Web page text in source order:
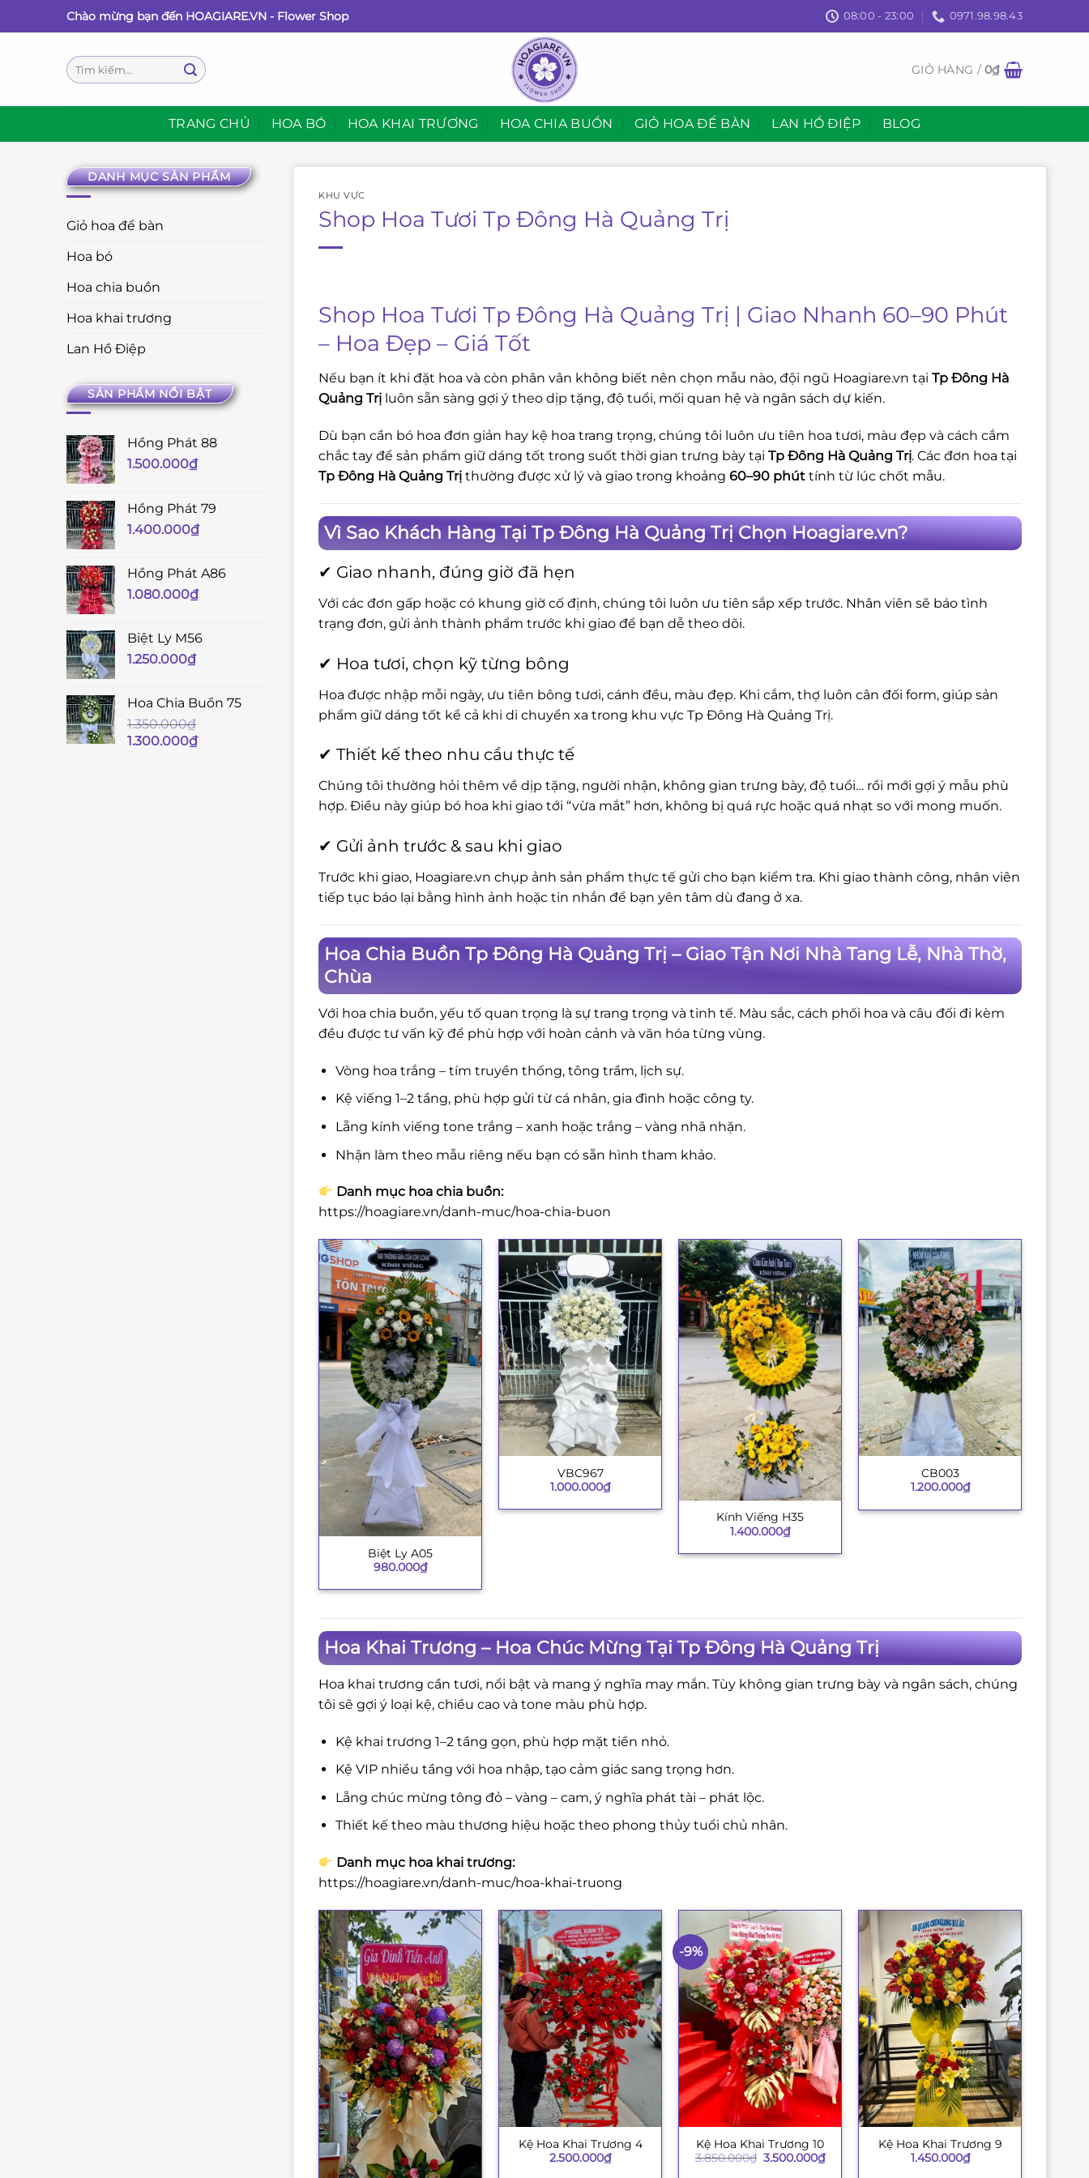
qua
Chào mừng bạn đến HOAGIARE.VN - Flower Shop 08:00 - 23:00 0971.98.98.43
Tìm
kiếm:
GIỎ HÀNG /0₫
TRANG CHỦ HOA BÓ HOA KHAI TRƯƠNG HOA CHIA BUỒN GIỎ HOA ĐỂ BÀN LAN HỒ ĐIỆP BLOG
DANH MỤC SẢN PHẨM
Giỏ hoa để bàn
Hoa bó
Hoa chia buồn
Hoa khai trương
Lan Hồ Điệp
SẢN PHẨM NỔI BẬT
Hồng Phát 88
1.500.000₫
Hồng Phát 79
1.400.000₫
Hồng Phát A86
1.080.000₫
Biệt Ly M56
1.250.000₫
Hoa Chia Buồn 75
1.350.000₫
Giá
1.300.000₫Giá
KHU VỰC
Shop Hoa Tươi Tp Đông Hà Quảng Trị
Shop Hoa Tươi Tp Đông Hà Quảng Trị | Giao Nhanh 60–90 Phút
– Hoa Đẹp – Giá Tốt
Nếu bạn ít khi đặt hoa và còn phân vân không biết nên chọn mẫu nào, đội ngũ Hoagiare.vn tại Tp Đông Hà
Quảng Trị luôn sẵn sàng gợi ý theo dịp tặng, độ tuổi, mối quan hệ và ngân sách dự kiến.
Dù bạn cần bó hoa đơn giản hay kệ hoa trang trọng, chúng tôi luôn ưu tiên hoa tươi, màu đẹp và cách cắm
chắc tay để sản phẩm giữ dáng tốt trong suốt thời gian trưng bày tại Tp Đông Hà Quảng Trị. Các đơn hoa tại
Tp Đông Hà Quảng Trị thường được xử lý và giao trong khoảng 60–90 phút tính từ lúc chốt mẫu.
Vì Sao Khách Hàng Tại Tp Đông Hà Quảng Trị Chọn Hoagiare.vn?
✔ Giao nhanh, đúng giờ đã hẹn
Với các đơn gấp hoặc có khung giờ cố định, chúng tôi luôn ưu tiên sắp xếp trước. Nhân viên sẽ báo tình
trạng đơn, gửi ảnh thành phẩm trước khi giao để bạn dễ theo dõi.
✔ Hoa tươi, chọn kỹ từng bông
Hoa được nhập mỗi ngày, ưu tiên bông tươi, cánh đều, màu đẹp. Khi cắm, thợ luôn cân đối form, giúp sản
phẩm giữ dáng tốt kể cả khi di chuyển xa trong khu vực Tp Đông Hà Quảng Trị.
✔ Thiết kế theo nhu cầu thực tế
Chúng tôi thường hỏi thêm về dịp tặng, người nhận, không gian trưng bày, độ tuổi… rồi mới gợi ý mẫu phù
hợp. Điều này giúp bó hoa khi giao tới “vừa mắt” hơn, không bị quá rực hoặc quá nhạt so với mong muốn.
✔ Gửi ảnh trước & sau khi giao
Trước khi giao, Hoagiare.vn chụp ảnh sản phẩm thực tế gửi cho bạn kiểm tra. Khi giao thành công, nhân viên
tiếp tục báo lại bằng hình ảnh hoặc tin nhắn để bạn yên tâm dù đang ở xa.
Hoa Chia Buồn Tp Đông Hà Quảng Trị – Giao Tận Nơi Nhà Tang Lễ, Nhà Thờ,
Chùa
Với hoa chia buồn, yếu tố quan trọng là sự trang trọng và tinh tế. Màu sắc, cách phối hoa và câu đối đi kèm
đều được tư vấn kỹ để phù hợp với hoàn cảnh và văn hóa từng vùng.
Vòng hoa trắng – tím truyền thống, tông trầm, lịch sự.
Kệ viếng 1–2 tầng, phù hợp gửi từ cá nhân, gia đình hoặc công ty.
Lẵng kính viếng tone trắng – xanh hoặc trắng – vàng nhã nhặn.
Nhận làm theo mẫu riêng nếu bạn có sẵn hình tham khảo.
Danh mục hoa chia buồn:
https://hoagiare.vn/danh-muc/hoa-chia-buon
Biệt Ly A05
980.000₫
VBC967
1.000.000₫
Kính Viếng H35
1.400.000₫
CB003
1.200.000₫
Hoa Khai Trương – Hoa Chúc Mừng Tại Tp Đông Hà Quảng Trị
Hoa khai trương cần tươi, nổi bật và mang ý nghĩa may mắn. Tùy không gian trưng bày và ngân sách, chúng
tôi sẽ gợi ý loại kệ, chiều cao và tone màu phù hợp.
Kệ khai trương 1–2 tầng gọn, phù hợp mặt tiền nhỏ.
Kệ VIP nhiều tầng với hoa nhập, tạo cảm giác sang trọng hơn.
Lẵng chúc mừng tông đỏ – vàng – cam, ý nghĩa phát tài – phát lộc.
Thiết kế theo màu thương hiệu hoặc theo phong thủy tuổi chủ nhân.
Danh mục hoa khai trương:
https://hoagiare.vn/danh-muc/hoa-khai-truong
+
Kệ Hoa Khai Trương 4
2.500.000₫
-9%
+
Kệ Hoa Khai Trương 10
3.850.000₫ Giá
3.500.000₫Giá
hiện
+
Kệ Hoa Khai Trương 9
1.450.000₫